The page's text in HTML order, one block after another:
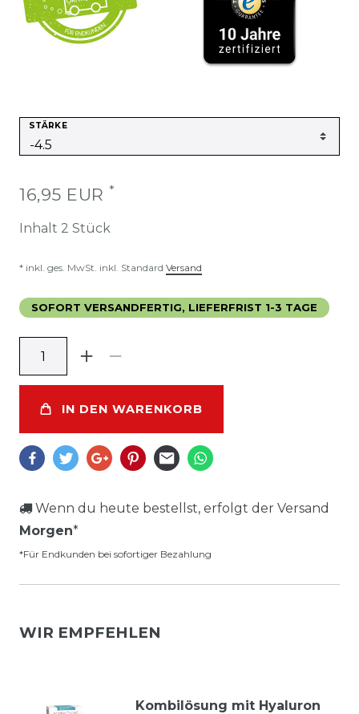
STÄRKE
16,95 EUR *
Inhalt 2 Stück
* inkl. ges. MwSt. inkl. Standard Versand
SOFORT VERSANDFERTIG, LIEFERFRIST 1-3 TAGE
IN DEN WARENKORB
Wenn du heute bestellst, erfolgt der Versand
Morgen*
*Für Endkunden bei sofortiger Bezahlung
WIR EMPFEHLEN
Kombilösung mit Hyaluron